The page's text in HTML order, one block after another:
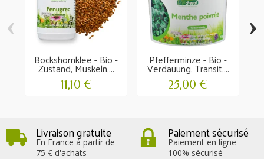
Bockshornklee - Bio -
Zustand, Muskeln,...
11,10 €
Pfefferminze - Bio -
Verdauung, Transit,...
25,00 €
‹ ›
Livraison gratuite
En France à partir de
75 € d'achats
Paiement sécurisé
Paiement en ligne
100% sécurisé